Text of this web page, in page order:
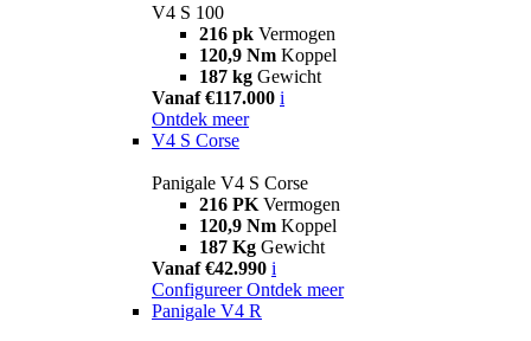
V4 S 100
216 pk Vermogen
120,9 Nm Koppel
187 kg Gewicht
Vanaf €117.000 i
Ontdek meer
V4 S Corse
Panigale V4 S Corse
216 PK Vermogen
120,9 Nm Koppel
187 Kg Gewicht
Vanaf €42.990 i
Configureer Ontdek meer
Panigale V4 R